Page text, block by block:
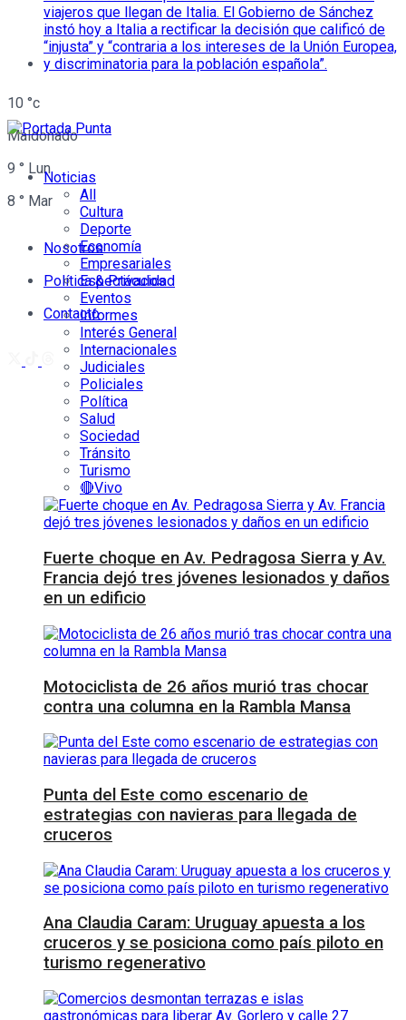
10 °c
Maldonado
9 ° Lun
8 ° Mar
Nosotros
Política & Privacidad
Contacto
Noticias
All
Cultura
Deporte
Economía
Empresariales
Espectáculos
Eventos
Informes
Interés General
Internacionales
Judiciales
Policiales
Política
Salud
Sociedad
Tránsito
Turismo
🔴Vivo
Fuerte choque en Av. Pedragosa Sierra y Av.
Francia dejó tres jóvenes lesionados y daños
en un edificio
Motociclista de 26 años murió tras chocar
contra una columna en la Rambla Mansa
Punta del Este como escenario de
estrategias con navieras para llegada de
cruceros
Ana Claudia Caram: Uruguay apuesta a los
cruceros y se posiciona como país piloto en
turismo regenerativo